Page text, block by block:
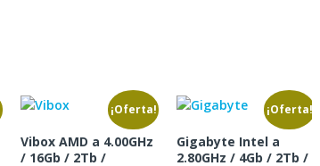
¡Oferta!
Vibox AMD a 4.00GHz
/ 16Gb / 2Tb /
¡Oferta!
Gigabyte Intel a
2.80GHz / 4Gb / 2Tb /